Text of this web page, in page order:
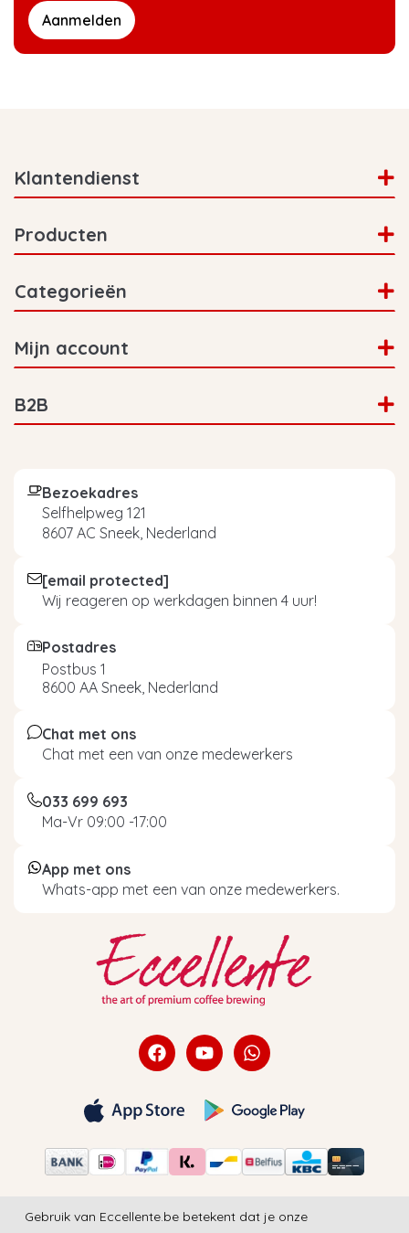
Aanmelden
Klantendienst
Producten
Categorieën
Mijn account
B2B
Bezoekadres
Selfhelpweg 121
8607 AC Sneek, Nederland
[email protected]
Wij reageren op werkdagen binnen 4 uur!
Postadres
Postbus 1
8600 AA Sneek, Nederland
Chat met ons
Chat met een van onze medewerkers
033 699 693
Ma-Vr 09:00 -17:00
App met ons
Whats-app met een van onze medewerkers.
Gebruik van Eccellente.be betekent dat je onze